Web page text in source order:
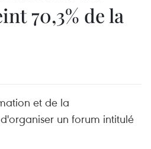
70,3% de la
et de la
un forum intitulé